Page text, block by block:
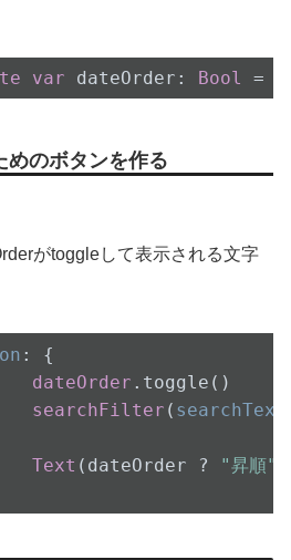
var dateOrder: Bool =
めのボタンを作る
がtoggleして表示される文字
: {
dateOrder .toggle ()
searchFilter ( searchText
Text (dateOrder ? "昇順"